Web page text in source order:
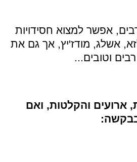
אפשר למצוא חסידויות
אשלג, מודז'יץ, אך גם את
וטובים...
ארועים והקלטות, ואם